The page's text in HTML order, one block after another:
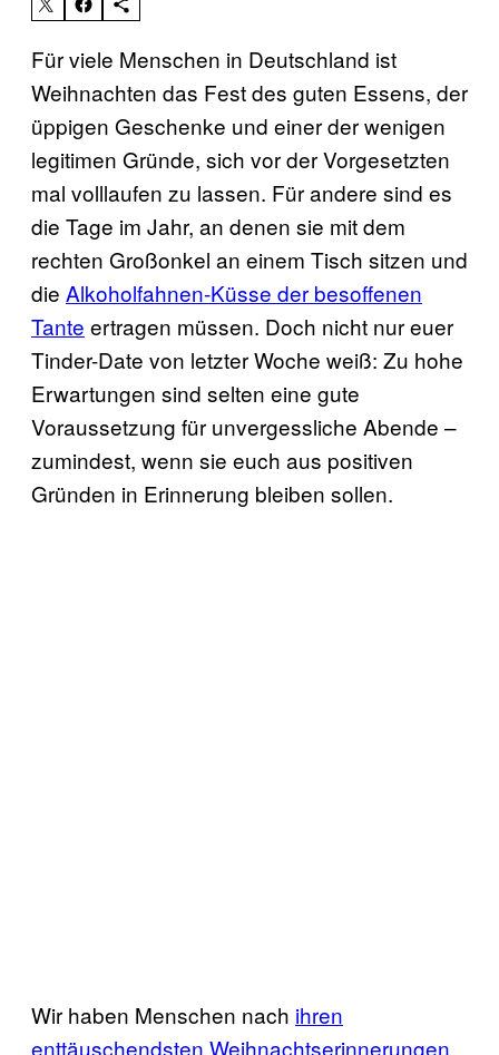
Für viele Menschen in Deutschland ist
Weihnachten das Fest des guten Essens, der
üppigen Geschenke und einer der wenigen
legitimen Gründe, sich vor der Vorgesetzten
mal volllaufen zu lassen. Für andere sind es
die Tage im Jahr, an denen sie mit dem
rechten Großonkel an einem Tisch sitzen und
die Alkoholfahnen-Küsse der besoffenen
Tante ertragen müssen. Doch nicht nur euer
Tinder-Date von letzter Woche weiß: Zu hohe
Erwartungen sind selten eine gute
Voraussetzung für unvergessliche Abende –
zumindest, wenn sie euch aus positiven
Gründen in Erinnerung bleiben sollen.
Wir haben Menschen nach ihren
enttäuschendsten Weihnachtserinnerungen